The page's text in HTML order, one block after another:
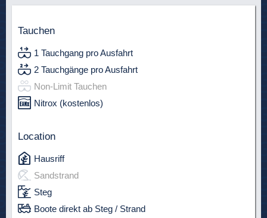
Tauchen
1 Tauchgang pro Ausfahrt
2 Tauchgänge pro Ausfahrt
Non-Limit Tauchen
Nitrox (kostenlos)
Location
Hausriff
Sandstrand
Steg
Boote direkt ab Steg / Strand